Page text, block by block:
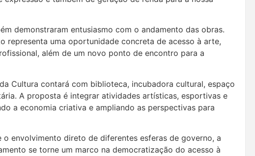
demonstraram entusiasmo com o andamento das obras.
representa uma oportunidade concreta de acesso à arte,
além de um novo ponto de encontro para a
Cultura contará com biblioteca, incubadora cultural, espaço
A proposta é integrar atividades artísticas, esportivas e
a economia criativa e ampliando as perspectivas para
o envolvimento direto de diferentes esferas de governo, a
se torne um marco na democratização do acesso à